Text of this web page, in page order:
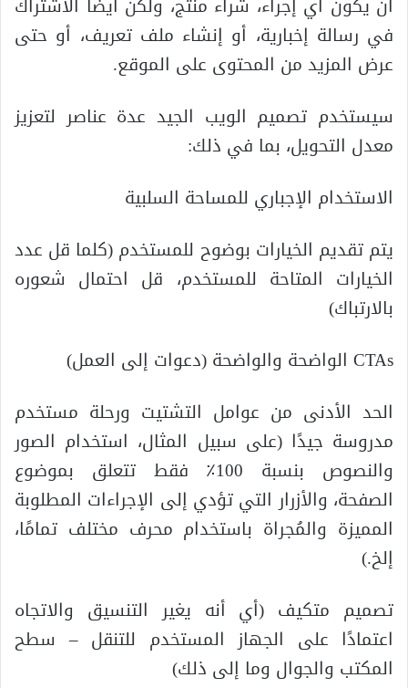
في رسالة إخبارية، أو إنشاء ملف تعريف، أو حتى
عرض المزيد من المحتوى على الموقع.
سيستخدم تصميم الويب الجيد عدة عناصر لتعزيز
معدل التحويل، بما في ذلك:
الاستخدام الإجباري للمساحة السلبية
يتم تقديم الخيارات بوضوح للمستخدم (كلما قل عدد
الخيارات المتاحة للمستخدم، قل احتمال شعوره
بالارتباك)
CTAs الواضحة والواضحة (دعوات إلى العمل)
الحد الأدنى من عوامل التشتيت ورحلة مستخدم
مدروسة جيدًا (على سبيل المثال، استخدام الصور
والنصوص بنسبة 100٪ فقط تتعلق بموضوع
الصفحة، والأزرار التي تؤدي إلى الإجراءات المطلوبة
المميزة والمُجراة باستخدام محرف مختلف تمامًا،
إلخ.)
تصميم متكيف (أي أنه يغير التنسيق والاتجاه
اعتمادًا على الجهاز المستخدم للتنقل – سطح
المكتب والجوال وما إلى ذلك)